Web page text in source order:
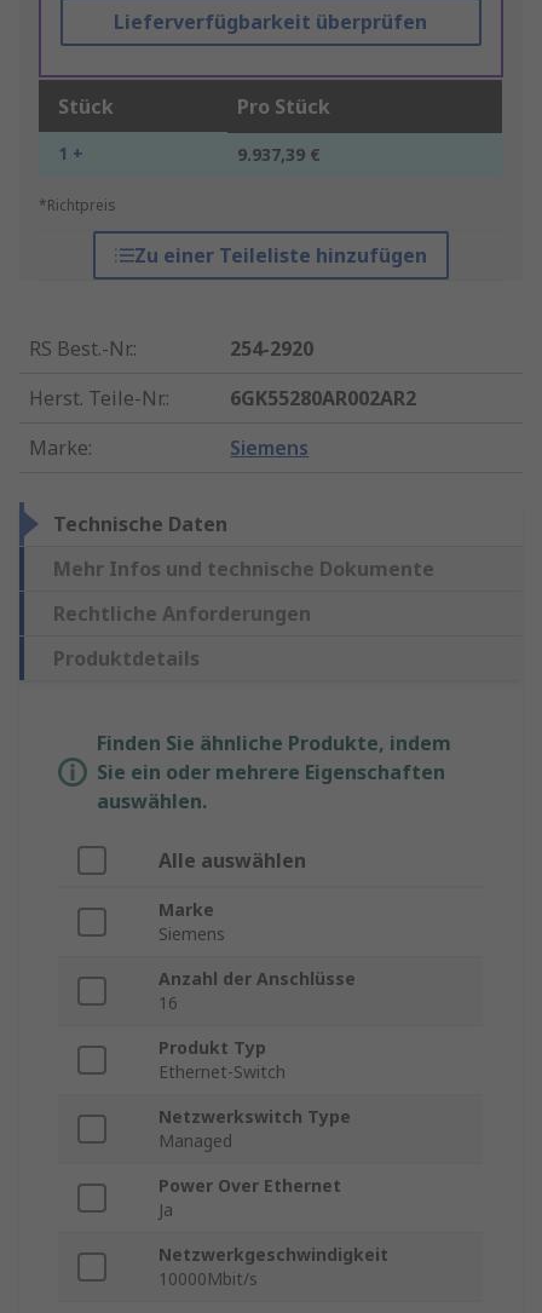
Lieferverfügbarkeit überprüfen
Stück Pro Stück
1 + 9.937,39 €
*Richtpreis
Zu einer Teileliste hinzufügen
RS Best.-Nr.:
254-2920
Herst. Teile-Nr.:
6GK55280AR002AR2
Marke: Siemens
Technische Daten
Mehr Infos und technische Dokumente
Rechtliche Anforderungen
Produktdetails
Finden Sie ähnliche Produkte, indem
Sie ein oder mehrere Eigenschaften
auswählen.
Alle auswählen
Marke
Siemens
Anzahl der Anschlüsse
16
Produkt Typ
Ethernet-Switch
Netzwerkswitch Type
Managed
Power Over Ethernet
Ja
Netzwerkgeschwindigkeit
10000Mbit/s